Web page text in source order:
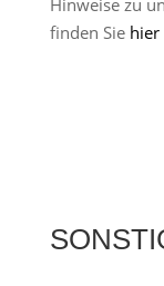
Hinweise zu
finden Sie hier